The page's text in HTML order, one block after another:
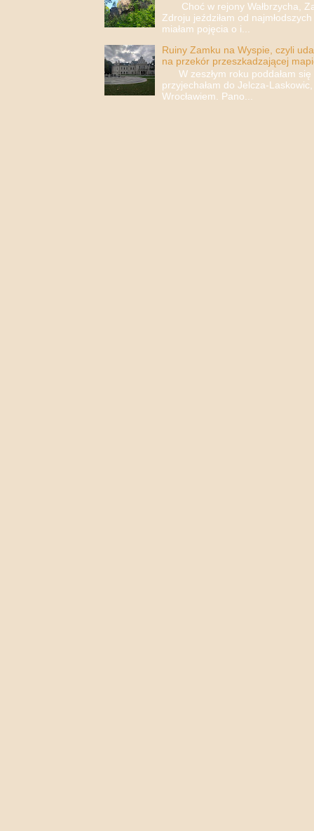
Choć w rejony Wałbrzycha,
Zdroju jeździłam od
miałam pojęcia o i...
Ruiny Zamku na Wyspie, czyli
na przekór przeszkadzającej
W zeszłym roku poddałam się
przyjechałam do Jelcza-
Wrocławiem. Pano...